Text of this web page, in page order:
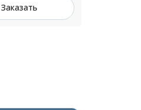
Заказать